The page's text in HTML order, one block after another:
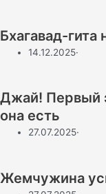
Бхагавад-гита
14.12.2025·
Джай! Первый
она есть
27.07.2025·
Жемчужина